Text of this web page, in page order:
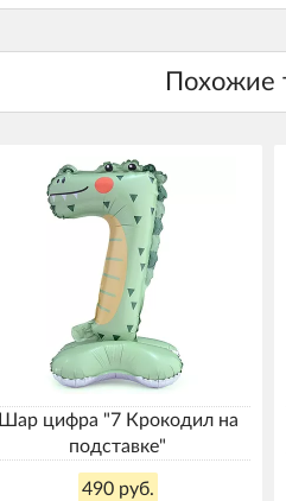
Шар цифра "7 Крокодил на
подставке"
490 руб.